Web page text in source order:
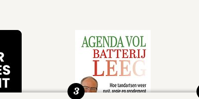
ing. N.J. Margetson
3